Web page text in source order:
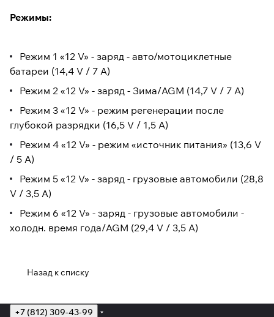
Режимы:
Режим 1 «12 V» - заряд - авто/мотоциклетные
батареи (14,4 V / 7 A)
Режим 2 «12 V» - заряд - Зима/AGM (14,7 V / 7 A)
Режим 3 «12 V» - режим регенерации после
глубокой разрядки (16,5 V / 1,5 A)
Режим 4 «12 V» - режим «источник питания» (13,6 V
/ 5 A)
Режим 5 «12 V» - заряд - грузовые автомобили (28,8
V / 3,5 A)
Режим 6 «12 V» - заряд - грузовые автомобили -
холодн. время года/AGM (29,4 V / 3,5 A)
Назад к списку
+7 (812) 309-43-99